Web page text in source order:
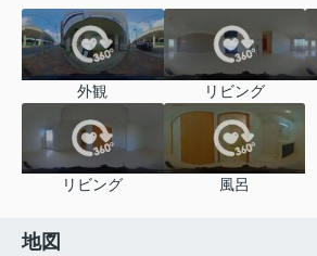
外観 リビング
リビング 風呂
地図